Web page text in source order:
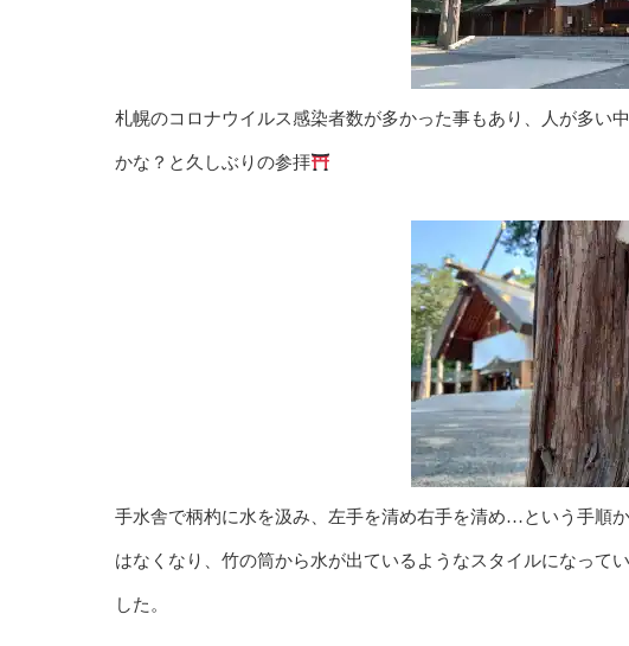
札幌のコロナウイルス感染者数が多かった事もあり、人が多い
かな？と久しぶりの参拝
手水舎で柄杓に水を汲み、左手を清め右手を清め…という手順
はなくなり、竹の筒から水が出ているようなスタイルになって
した。